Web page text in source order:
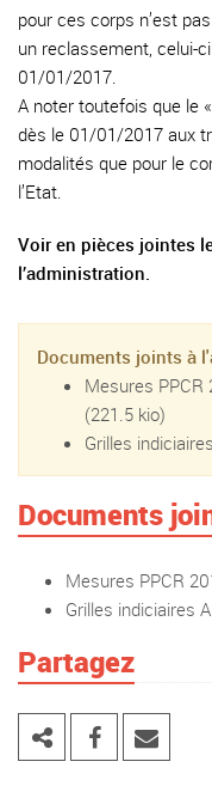
pour ces corps n’est
un reclassement, celui-
01/01/2017.
A noter toutefois que le
dès le 01/01/2017 aux
modalités que pour le
l’Etat.
Voir en pièces jointes
l’administration.
Documents joints à
Mesures PPCR
(221.5 kio)
Grilles
Documents
Mesures PPCR
Grilles indiciaires A
Partagez